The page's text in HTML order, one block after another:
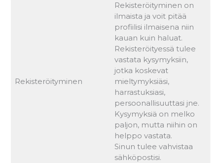
Rekisteröityminen
Rekisteröityminen on
ilmaista ja voit pitää
profiilisi ilmaisena niin
kauan kuin haluat.
Rekisteröityessä tulee
vastata kysymyksiin,
jotka koskevat
mieltymyksiäsi,
harrastuksiasi,
persoonallisuuttasi jne.
Kysymyksiä on melko
paljon, mutta niihin on
helppo vastata.
Sinun tulee vahvistaa
sähköpostisi.